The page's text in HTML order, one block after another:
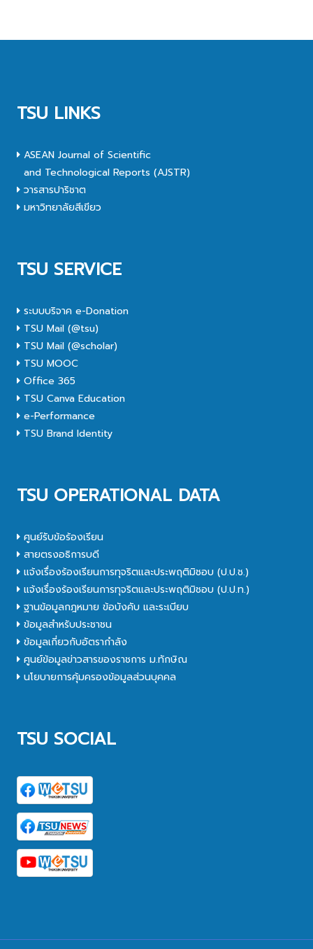
TSU LINKS
ASEAN Journal of Scientific
and Technological Reports (AJSTR)
วารสารปาริชาต
มหาวิทยาลัยสีเขียว
TSU SERVICE
ระบบบริจาค e-Donation
TSU Mail (@tsu)
TSU Mail (@scholar)
TSU MOOC
Office 365
TSU Canva Education
e-Performance
TSU Brand Identity
TSU OPERATIONAL DATA
ศูนย์รับข้อร้องเรียน
สายตรงอธิการบดี
แจ้งเรื่องร้องเรียนการทุจริตและประพฤติมิชอบ (ป.ป.ช.)
แจ้งเรื่องร้องเรียนการทุจริตและประพฤติมิชอบ (ป.ป.ท.)
ฐานข้อมูลกฎหมาย ข้อบังคับ และระเบียบ
ข้อมูลสำหรับประชาชน
ข้อมูลเกี่ยวกับอัตรากำลัง
ศูนย์ข้อมูลข่าวสารของราชการ ม.ทักษิณ
นโยบายการคุ้มครองข้อมูลส่วนบุคคล
TSU SOCIAL